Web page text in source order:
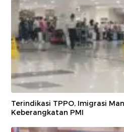
Terindikasi TPPO, Imigrasi
Keberangkatan PMI